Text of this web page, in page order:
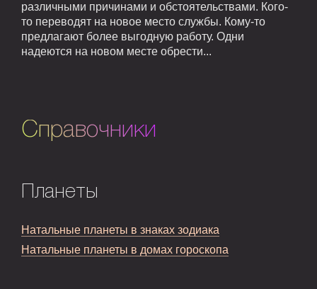
различными причинами и обстоятельствами. Кого-
то переводят на новое место службы. Кому-то
предлагают более выгодную работу. Одни
надеются на новом месте обрести...
Справочники
Планеты
Натальные планеты в знаках зодиака
Натальные планеты в домах гороскопа